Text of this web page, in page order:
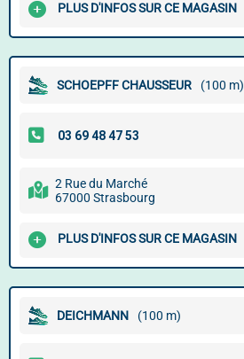
PLUS D'INFOS SUR CE MAGASIN
SCHOEPFF CHAUSSEUR (100 m)
2 Rue du Marché
67000 Strasbourg
PLUS D'INFOS SUR CE MAGASIN
DEICHMANN (100 m)